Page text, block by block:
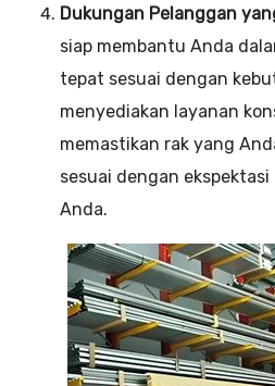
Dukungan Pelanggan
siap membantu Anda
tepat sesuai dengan
menyediakan layanan
memastikan rak yang
sesuai dengan
Anda.